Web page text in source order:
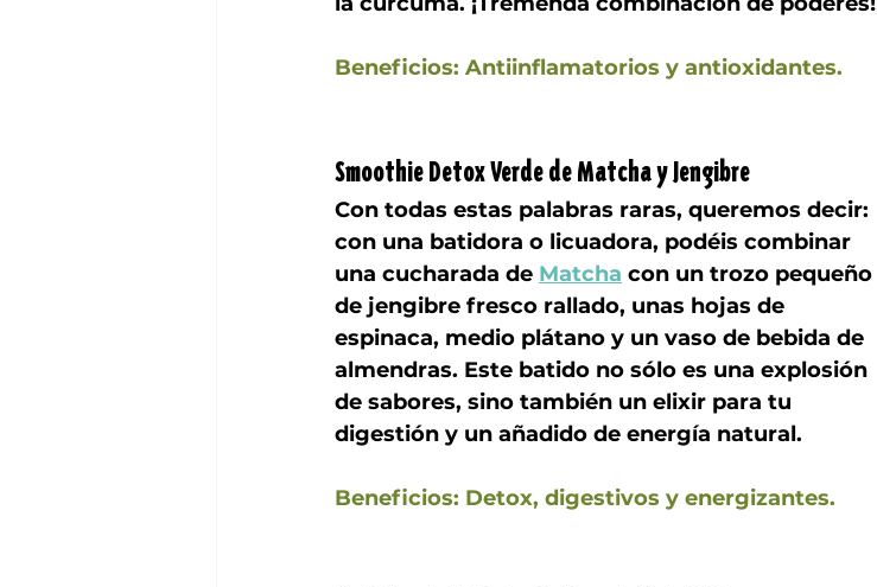
Beneficios: Antiinflamatorios y antioxidantes.
Smoothie Detox Verde de Matcha y Jengibre
Con todas estas palabras raras, queremos decir:
con una batidora o licuadora, podéis combinar
una cucharada de Matcha con un trozo pequeño
de jengibre fresco rallado, unas hojas de
espinaca, medio plátano y un vaso de bebida de
almendras. Este batido no sólo es una explosión
de sabores, sino también un elixir para tu
digestión y un añadido de energía natural.
Beneficios: Detox, digestivos y energizantes.